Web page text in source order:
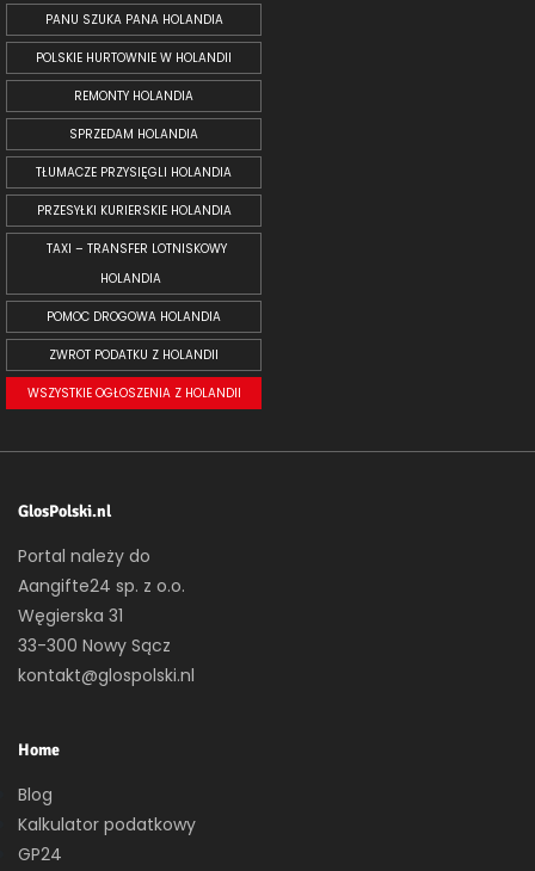
PANU SZUKA PANA HOLANDIA
POLSKIE HURTOWNIE W HOLANDII
REMONTY HOLANDIA
SPRZEDAM HOLANDIA
TŁUMACZE PRZYSIĘGLI HOLANDIA
PRZESYŁKI KURIERSKIE HOLANDIA
TAXI – TRANSFER LOTNISKOWY
HOLANDIA
POMOC DROGOWA HOLANDIA
ZWROT PODATKU Z HOLANDII
WSZYSTKIE OGŁOSZENIA Z HOLANDII
GlosPolski.nl
Portal należy do
Aangifte24 sp. z o.o.
Węgierska 31
33-300 Nowy Sącz
kontakt@glospolski.nl
Home
Blog
Kalkulator podatkowy
GP24